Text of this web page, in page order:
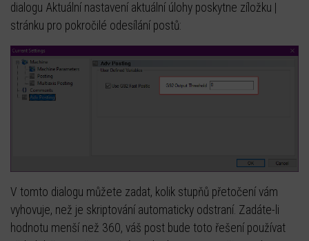
dialogu Aktuální nastavení aktuální úlohy poskytne zíložku |
stránku pro pokročilé odesílání postů:
V tomto dialogu můžete zadat, kolik stupňů přetočení vám
vyhovuje, než je skriptování automaticky odstraní. Zadáte-li
hodnotu menší než 360, váš post bude toto řešení používat